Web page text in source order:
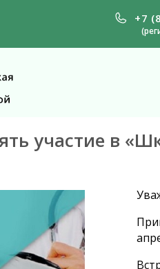
+7
участие в